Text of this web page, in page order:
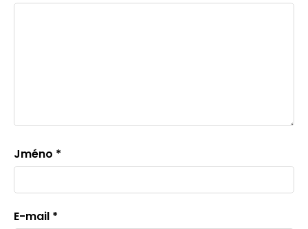
Jméno *
E-mail *